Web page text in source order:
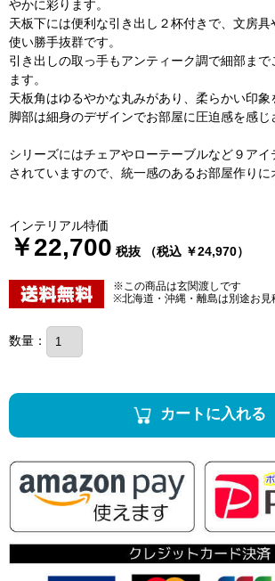
やかに彩ります。
天板下には便利な引き出し２杯付きで、文房
使い勝手抜群です。
引き出しの取っ手もアンティーク調で細部ま
ます。
天板角はゆるやかな丸みがあり、柔らかい印象
脚部は細身のデザインでお部屋に圧迫感を感じ
シリーズにはチェアやローテーブルなど９ア
されていますので、統一感のあるお部屋作りに
インテリアル特価
￥22,700 税抜 （税込 ￥24,970）
※この商品は玄関渡しです
※北海道・沖縄・離島は別途お見
数量：
カートに入れる